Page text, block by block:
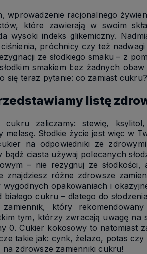
wprowadzenie racjonalnego
które zawierają w swoim
wysoki indeks glikemiczny.
próchnicy czy też
ze słodkiego smaku – z
smakiem bez żadnych
się teraz pytanie: co zamiast
listę
cukru zaliczamy: stewię,
Słodkie życie jest więc w
na odpowiedniki ze
bądź ciasta używaj polecanych
– nie rezygnuj ze
znajdziesz różne zdrowsze
opakowaniach i
białego cukru – dlatego do
który
tym, którzy zwracają uwagę na
0. Cukier kokosowy to natomiast
takie jak: cynk, żelazo, potas
zdrowsze zamienniki cukru!